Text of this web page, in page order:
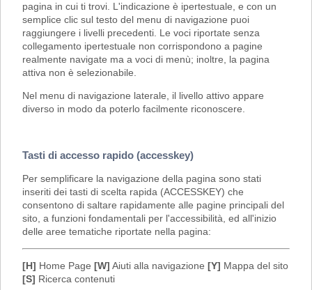
pagina in cui ti trovi. L'indicazione è ipertestuale, e con un
semplice clic sul testo del menu di navigazione puoi
raggiungere i livelli precedenti. Le voci riportate senza
collegamento ipertestuale non corrispondono a pagine
realmente navigate ma a voci di menù; inoltre, la pagina
attiva non è selezionabile.
Nel menu di navigazione laterale, il livello attivo appare
diverso in modo da poterlo facilmente riconoscere.
Tasti di accesso rapido (accesskey)
Per semplificare la navigazione della pagina sono stati
inseriti dei tasti di scelta rapida (ACCESSKEY) che
consentono di saltare rapidamente alle pagine principali del
sito, a funzioni fondamentali per l'accessibilità, ed all'inizio
delle aree tematiche riportate nella pagina:
[H] Home Page [W] Aiuti alla navigazione [Y] Mappa del sito
[S] Ricerca contenuti